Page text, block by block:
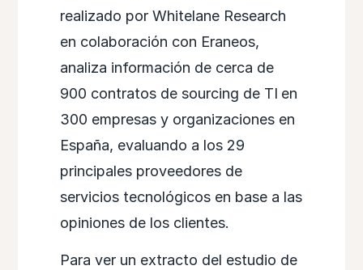
realizado por Whitelane Research
en colaboración con Eraneos,
analiza información de cerca de
900 contratos de sourcing de TI en
300 empresas y organizaciones en
España, evaluando a los 29
principales proveedores de
servicios tecnológicos en base a las
opiniones de los clientes.
Para ver un extracto del estudio de